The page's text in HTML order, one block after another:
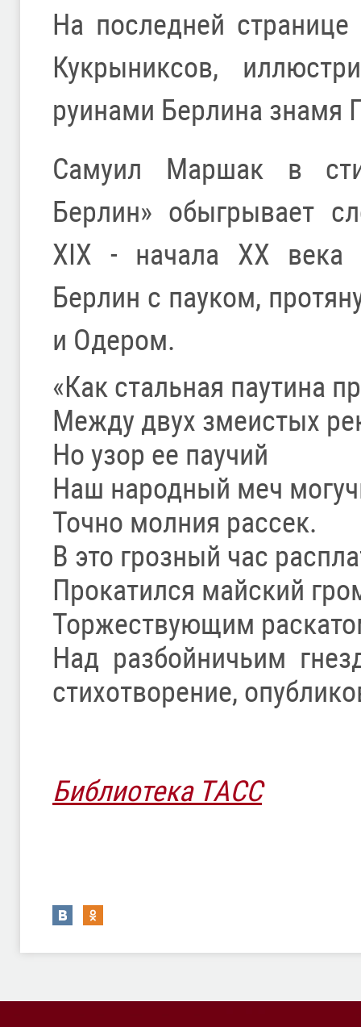
На последней
Кукрыниксов,
руинами Берлина знамя
Самуил Маршак в
Берлин» обыгрывает
XIX - начала XX века
Берлин с пауком,
и Одером.
«Как стальная паутина
Между двух змеистых
Но узор ее паучий
Наш народный меч
Точно молния рассек.
В это грозный час
Прокатился майский
Торжествующим
Над разбойничьим
стихотворение,
Библиотека ТАСС